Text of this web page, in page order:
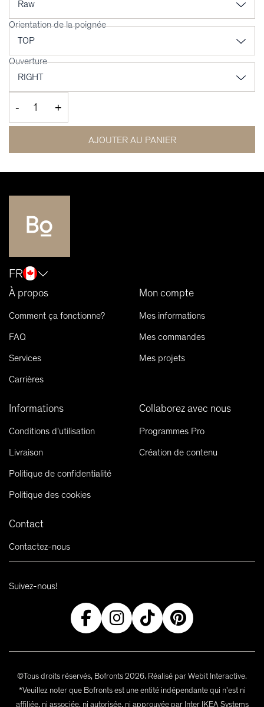
Orientation de la poignée
Ouverture
- +
AJOUTER AU PANIER
FR
À propos
Comment ça fonctionne?
FAQ
Services
Carrières
Mon compte
Mes informations
Mes commandes
Mes projets
Informations
Conditions d'utilisation
Livraison
Politique de confidentialité
Politique des cookies
Collaborez avec nous
Programmes Pro
Création de contenu
Contact
Contactez-nous
Suivez-nous!
©Tous droits réservés, Bofronts 2026. Réalisé par Webit Interactive.
*Veuillez noter que Bofronts est une entité indépendante qui n'est ni
affiliée, ni associée, ni autorisée, ni approuvée par Inter IKEA Systems